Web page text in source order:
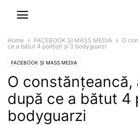
Home FACEBOOK ȘI MASS MEDIA
O
ce a bătut 4 poliţişti şi 3 bodyguarzi
FACEBOOK ȘI MASS MEDIA
O constănțeancă,
după ce a bătut 4
bodyguarzi